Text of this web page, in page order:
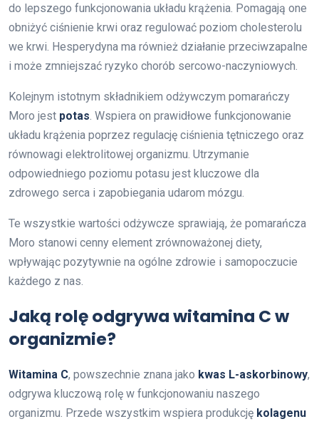
do lepszego funkcjonowania układu krążenia. Pomagają one
obniżyć ciśnienie krwi oraz regulować poziom cholesterolu
we krwi. Hesperydyna ma również działanie przeciwzapalne
i może zmniejszać ryzyko chorób sercowo-naczyniowych.
Kolejnym istotnym składnikiem odżywczym pomarańczy
Moro jest potas. Wspiera on prawidłowe funkcjonowanie
układu krążenia poprzez regulację ciśnienia tętniczego oraz
równowagi elektrolitowej organizmu. Utrzymanie
odpowiedniego poziomu potasu jest kluczowe dla
zdrowego serca i zapobiegania udarom mózgu.
Te wszystkie wartości odżywcze sprawiają, że pomarańcza
Moro stanowi cenny element zrównoważonej diety,
wpływając pozytywnie na ogólne zdrowie i samopoczucie
każdego z nas.
Jaką rolę odgrywa witamina C w
organizmie?
Witamina C, powszechnie znana jako kwas L-askorbinowy,
odgrywa kluczową rolę w funkcjonowaniu naszego
organizmu. Przede wszystkim wspiera produkcję kolagenu